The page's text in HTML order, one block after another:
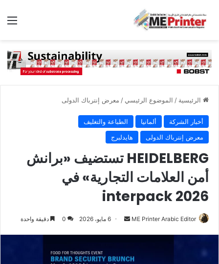
الرئيسية / الموضوع الرئيسي / معرض إنترباك الدولى
أخبار الشركة ألمانيا
الطباعة والتغليف
معرض إنترباك الدولى
هايدلبرج
HEIDELBERG تستضيف «برانش
أمن العلامات التجارية» في
interpack 2026
ME Printer Arabic Editor
أرسل 6 مايو، 2026 0 دقيقة واحدة